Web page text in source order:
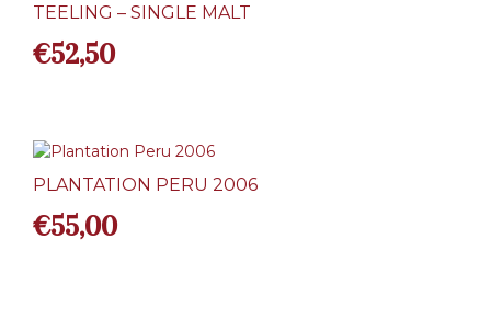
TEELING – SINGLE MALT
€52,50
PLANTATION PERU 2006
€55,00